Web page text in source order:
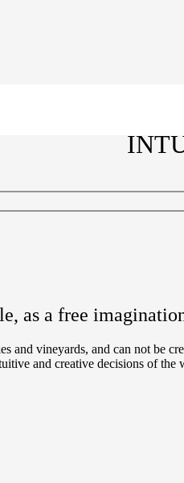
as a free
and vineyards, and can not be
and creative decisions of